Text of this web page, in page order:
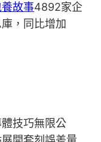
故事4892家企
，同比增加
技巧無限公